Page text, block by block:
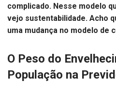
complicado. Nesse modelo
vejo sustentabilidade. Acho
uma mudança no modelo de
O Peso do
População na